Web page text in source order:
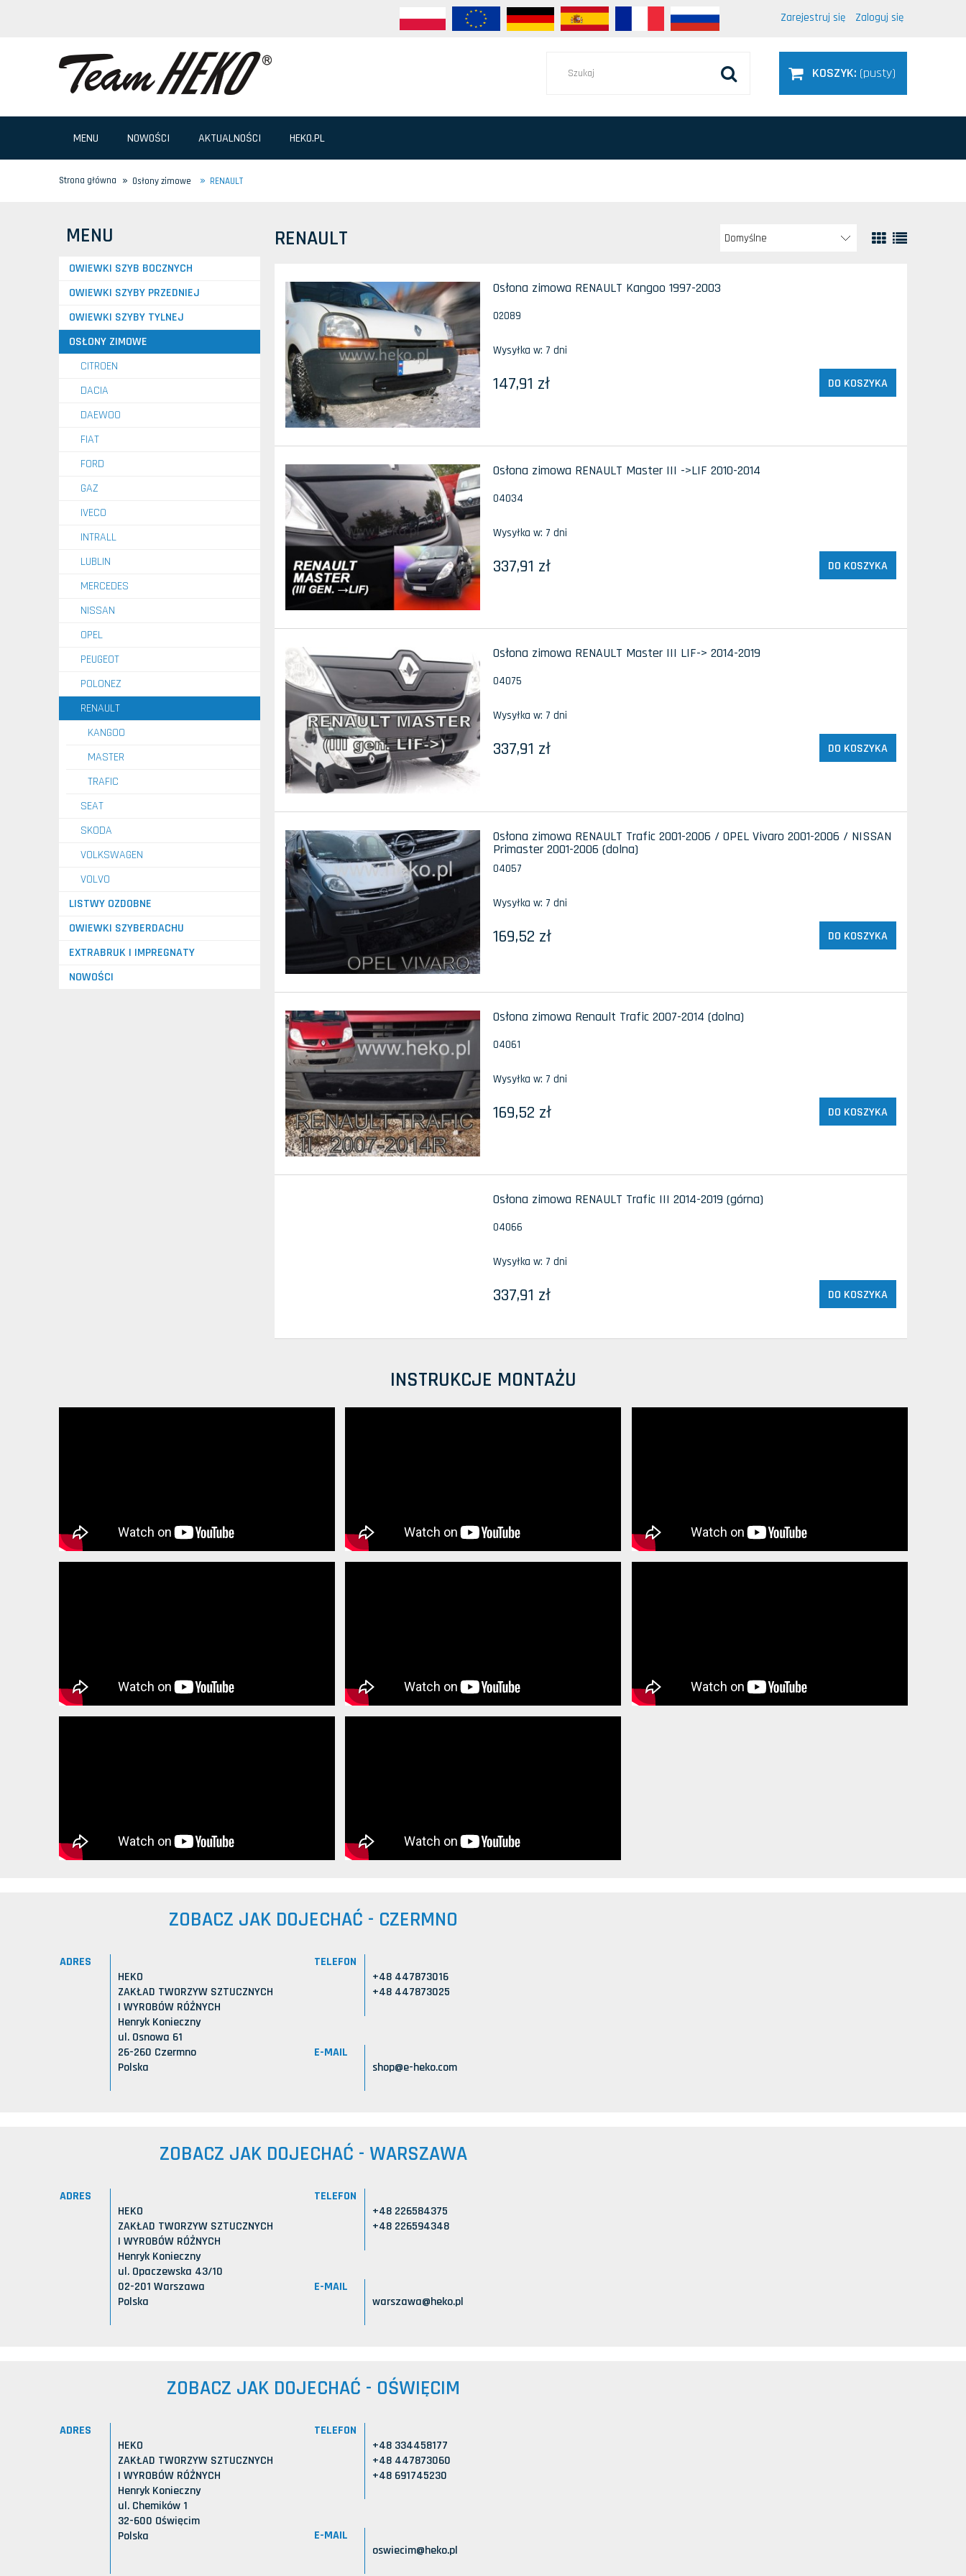
Zarejestruj się Zaloguj się
KOSZYK: (pusty)
MENU NOWOŚCI AKTUALNOŚCI HEKO.PL
Strona główna » Osłony zimowe » RENAULT
MENU
OWIEWKI SZYB BOCZNYCH
OWIEWKI SZYBY PRZEDNIEJ
OWIEWKI SZYBY TYLNEJ
OSŁONY ZIMOWE
CITROEN
DACIA
DAEWOO
FIAT
FORD
GAZ
IVECO
INTRALL
LUBLIN
MERCEDES
NISSAN
OPEL
PEUGEOT
POLONEZ
RENAULT
KANGOO
MASTER
TRAFIC
SEAT
SKODA
VOLKSWAGEN
VOLVO
LISTWY OZDOBNE
OWIEWKI SZYBERDACHU
EXTRABRUK I IMPREGNATY
NOWOŚCI
RENAULT
Osłona zimowa RENAULT Kangoo 1997-2003
02089
Wysyłka w: 7 dni
147,91 zł DO KOSZYKA
Osłona zimowa RENAULT Master III ->LIF 2010-2014
04034
Wysyłka w: 7 dni
337,91 zł DO KOSZYKA
Osłona zimowa RENAULT Master III LIF-> 2014-2019
04075
Wysyłka w: 7 dni
337,91 zł DO KOSZYKA
Osłona zimowa RENAULT Trafic 2001-2006 / OPEL Vivaro 2001-2006 / NISSAN
Primaster 2001-2006 (dolna)
04057
Wysyłka w: 7 dni
169,52 zł DO KOSZYKA
Osłona zimowa Renault Trafic 2007-2014 (dolna)
04061
Wysyłka w: 7 dni
169,52 zł DO KOSZYKA
Osłona zimowa RENAULT Trafic III 2014-2019 (górna)
04066
Wysyłka w: 7 dni
337,91 zł DO KOSZYKA
INSTRUKCJE MONTAŻU
ZOBACZ JAK DOJECHAĆ - CZERMNO
ADRES
HEKO
ZAKŁAD TWORZYW SZTUCZNYCH
I WYROBÓW RÓŻNYCH
Henryk Konieczny
ul. Osnowa 61
26-260 Czermno
Polska
TELEFON
+48 447873016
+48 447873025
E-MAIL
shop@e-heko.com
ZOBACZ JAK DOJECHAĆ - WARSZAWA
ADRES
HEKO
ZAKŁAD TWORZYW SZTUCZNYCH
I WYROBÓW RÓŻNYCH
Henryk Konieczny
ul. Opaczewska 43/10
02-201 Warszawa
Polska
TELEFON
+48 226584375
+48 226594348
E-MAIL
warszawa@heko.pl
ZOBACZ JAK DOJECHAĆ - OŚWIĘCIM
ADRES
HEKO
ZAKŁAD TWORZYW SZTUCZNYCH
I WYROBÓW RÓŻNYCH
Henryk Konieczny
ul. Chemików 1
32-600 Oświęcim
Polska
TELEFON
+48 334458177
+48 447873060
+48 691745230
E-MAIL
oswiecim@heko.pl